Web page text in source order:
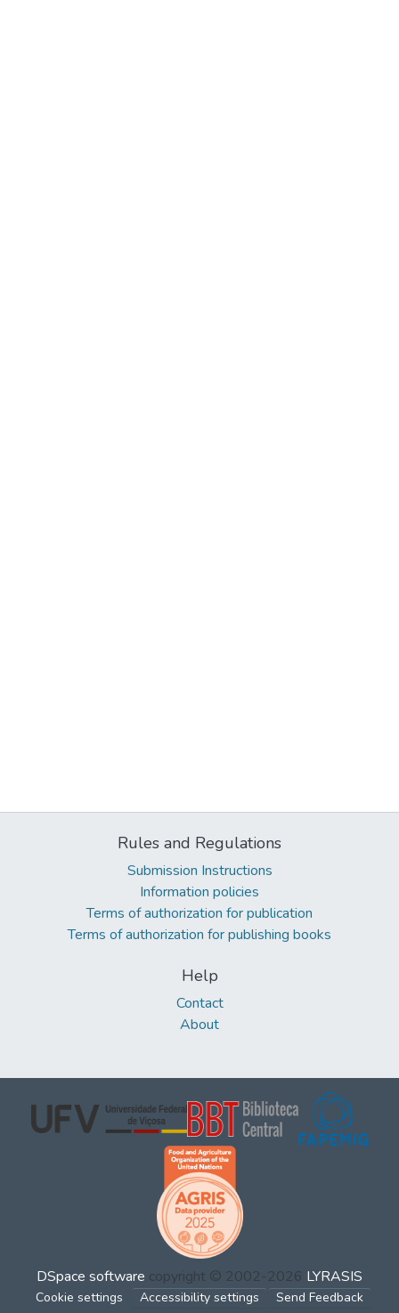
Rules and Regulations
Submission Instructions
Information policies
Terms of authorization for publication
Terms of authorization for publishing books
Help
Contact
About
DSpace software copyright © 2002-2026 LYRASIS
Cookie settings Accessibility settings Send Feedback